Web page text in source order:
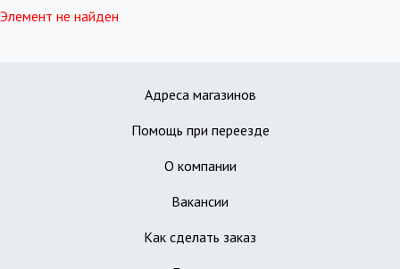
Элемент не найден
Адреса магазинов
Помощь при переезде
О компании
Вакансии
Как сделать заказ